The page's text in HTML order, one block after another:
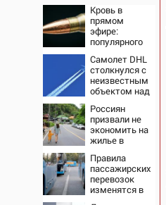
Кровь в
прямом
эфире:
популярного
застрелили у
ресторана
Самолет DHL
столкнулся с
неизвестным
объектом над
Новости на
Вести.ru
Россиян
призвали не
экономить на
жилье в
безопасности
Правила
пассажирских
перевозок
изменятся в